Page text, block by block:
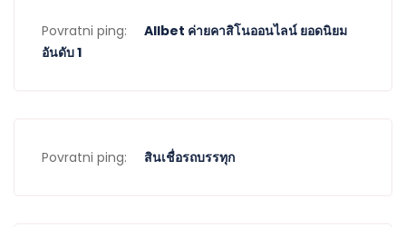
Povratni ping:
Allbet ค่ายคาสิโนออนไลน์ ยอดนิยม
อันดับ 1
Povratni ping: สินเชื่อรถบรรทุก